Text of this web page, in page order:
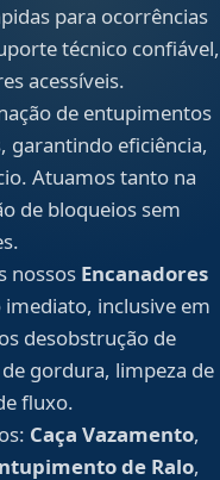
para ocorrências
técnico confiável,
acessíveis.
de entupimentos
garantindo eficiência,
Atuamos tanto na
de bloqueios sem
nossos Encanadores
inclusive em
desobstrução de
gordura, limpeza de
fluxo.
Caça Vazamento,
de Ralo,